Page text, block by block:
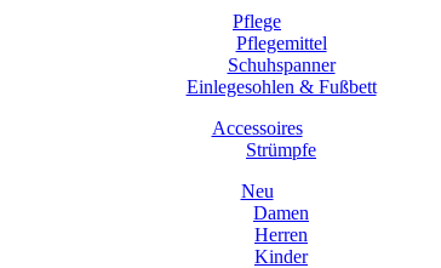
Pflege
Pflegemittel
Schuhspanner
Einlegesohlen & Fußbett
Accessoires
Strümpfe
Neu
Damen
Herren
Kinder